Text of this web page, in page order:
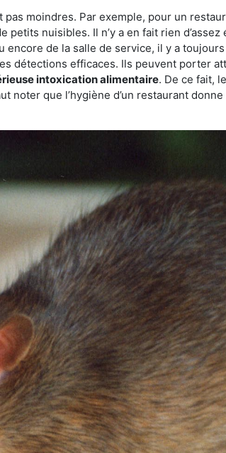
moindres. Par exemple, pour un
nuisibles. Il n’y a en fait rien
encore de la salle de service, il y a
détections efficaces. Ils peuvent porter
intoxication alimentaire. De ce fait,
noter que l’hygiène d’un restaurant